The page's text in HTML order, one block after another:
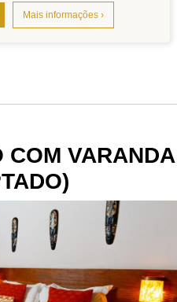
Mais informações ›
COM VARANDA